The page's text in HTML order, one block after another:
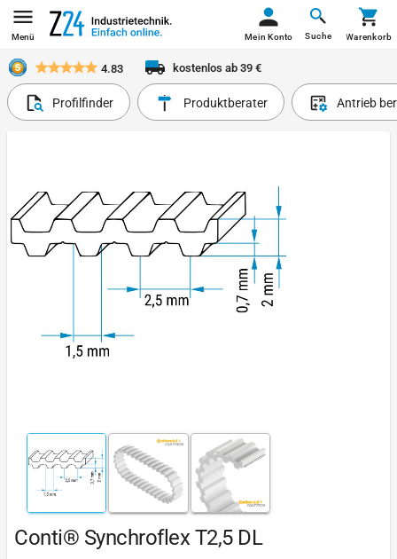
Menü Suche
Mein Konto Warenkorb
4.83 kostenlos ab 39 €
Profilfinder Produktberater Antrieb
Conti® Synchroflex T2,5 DL